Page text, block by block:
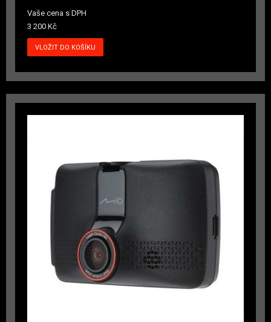
Vaše cena s DPH
3 200 Kč